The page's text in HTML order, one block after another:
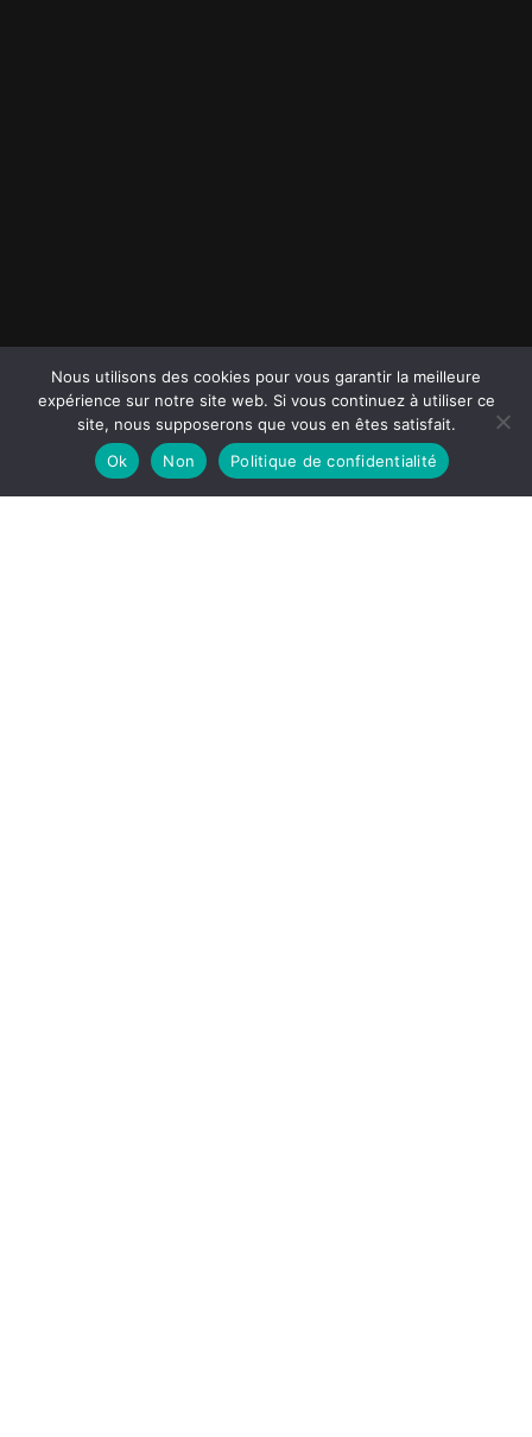
Nous utilisons des cookies pour vous garantir la meilleure
expérience sur notre site web. Si vous continuez à utiliser ce
site, nous supposerons que vous en êtes satisfait.
Ok
Non Politique de confidentialité